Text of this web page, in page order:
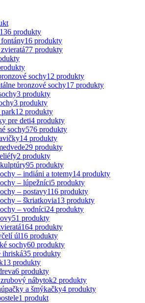
136 produkty
16 produkty
77 produkty
sochy12 produkty
bronzové sochy17 produkty
3 produkty
3 produkty
park12 produkty
pre deti4 produkty
sochy576 produkty
14 produkty
29 produkty
2 produkty
95 produkty
– indiáni a totemy14 produkty
– lúpežníci5 produkty
– postavy116 produkty
– škriatkovia13 produkty
– vodníci24 produkty
51 produkty
164 produkty
úl16 produkty
sochy60 produkty
ihriská35 produkty
13 produkty
6 produkty
nábytok2 produkty
a šmýkačky4 produkty
1 produkt